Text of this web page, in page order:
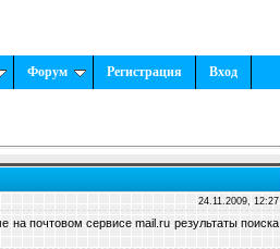
Форум Регистрация Вход
24.11.2009, 12:27
на почтовом сервисе mail.ru результаты поиска